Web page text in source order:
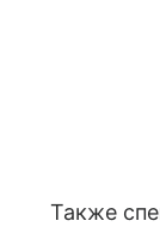
Также